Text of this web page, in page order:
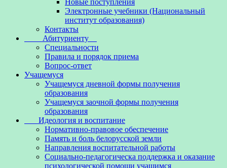
Новые поступления
Электронные учебники (Национальный
институт образования)
Контакты
Абитуриенту
Специальности
Правила и порядок приема
Вопрос-ответ
Учащемуся
Учащемуся дневной формы получения
образования
Учащемуся заочной формы получения
образования
Идеология и воспитание
Нормативно-правовое обеспечение
Память и боль белорусской земли
Направления воспитательной работы
Социально-педагогическа поддержка и оказание
психологической помощи учащимся